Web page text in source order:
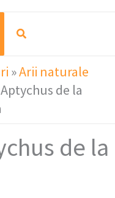
»Arii naturale
de la
de la